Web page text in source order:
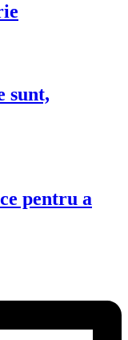
sunt,
pentru a